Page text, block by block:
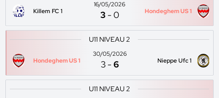
Killem FC 1
16/05/2026
3 -0 Hondeghem US 1
U11 NIVEAU 2
Hondeghem US 1
30/05/2026
3 -6 Nieppe Ufc 1
U11 NIVEAU 2